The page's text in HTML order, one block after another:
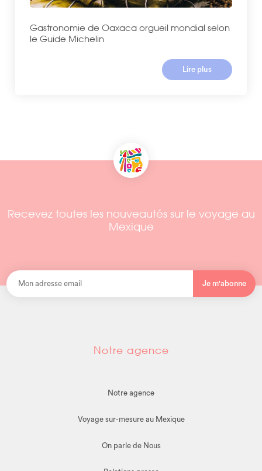
Gastronomie de Oaxaca orgueil mondial selon
le Guide Michelin
Lire plus
Recevez toutes les nouveautés sur le voyage au
Mexique
Je m'abonne
Notre agence
Notre agence
Voyage sur-mesure au Mexique
On parle de Nous